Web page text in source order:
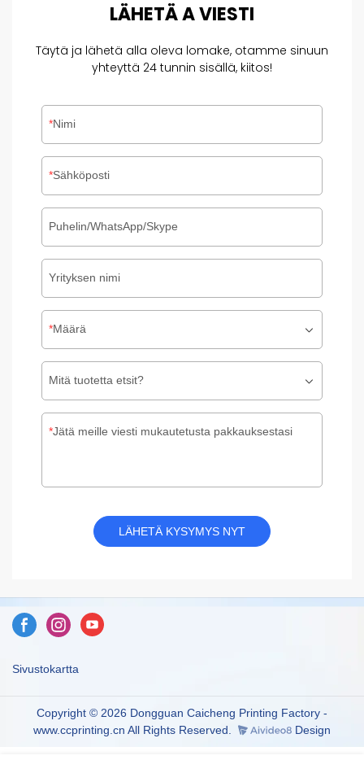
LÄHETÄAVIESTI
Täytä ja lähetä alla oleva lomake, otamme sinuun
yhteyttä 24 tunnin sisällä, kiitos!
Nimi
Sähköposti
Puhelin/WhatsApp/Skype
Yrityksen nimi
Määrä
Mitä tuotetta etsit?
Jätä meille viesti mukautetusta pakkauksestasi
LÄHETÄ KYSYMYS NYT
Sivustokartta
Copyright © 2026 Dongguan Caicheng Printing Factory -
www.ccprinting.cn All Rights Reserved.
Design